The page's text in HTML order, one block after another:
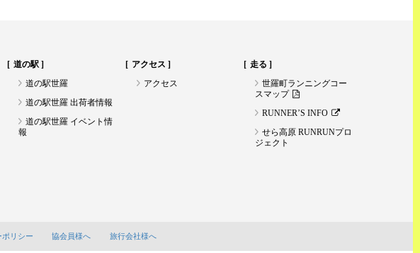
道の駅
道の駅世羅
道の駅世羅 出荷者情報
道の駅世羅 イベント情
報
アクセス
アクセス
走る
世羅町ランニングコー
スマップ
RUNNER’S INFO
せら高原 RUNRUNプロ
ジェクト
ポリシー 協会員様へ 旅行会社様へ